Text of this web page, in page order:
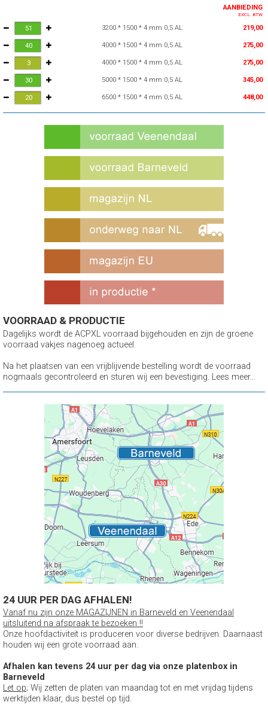
AANBIEDING
EXCL. BTW
3200 * 1500 * 4 mm 0,5 AL 219,00
4000 * 1500 * 4 mm 0,5 AL 275,00
4000 * 1500 * 4 mm 0,5 AL 275,00
5000 * 1500 * 4 mm 0,5 AL 345,00
6500 * 1500 * 4 mm 0,5 AL 448,00
VOORRAAD & PRODUCTIE
Dagelijks wordt de ACPXL voorraad bijgehouden en zijn de groene
voorraad vakjes nagenoeg actueel.
Na het plaatsen van een vrijblijvende bestelling wordt de voorraad
nogmaals gecontroleerd en sturen wij een bevestiging. Lees meer...
24 UUR PER DAG AFHALEN!
Vanaf nu zijn onze MAGAZIJNEN in Barneveld en Veenendaal
uitsluitend na afspraak te bezoeken !!
Onze hoofdactiviteit is produceren voor diverse bedrijven. Daarnaast
houden wij een grote voorraad aan.
Afhalen kan tevens 24 uur per dag via onze platenbox in
Barneveld
Let op; Wij zetten de platen van maandag tot en met vrijdag tijdens
werktijden klaar, dus bestel op tijd.